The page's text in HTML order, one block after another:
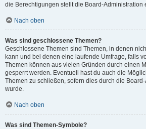
die Berechtigungen stellt die Board-Administration
Nach oben
Was sind geschlossene Themen?
Geschlossene Themen sind Themen, in denen
kann und bei denen eine laufende Umfrage, falls
Themen können aus vielen Gründen durch einen
gesperrt werden. Eventuell hast du auch die
Themen zu schließen, sofern dies durch die
wurde.
Nach oben
Was sind Themen-Symbole?